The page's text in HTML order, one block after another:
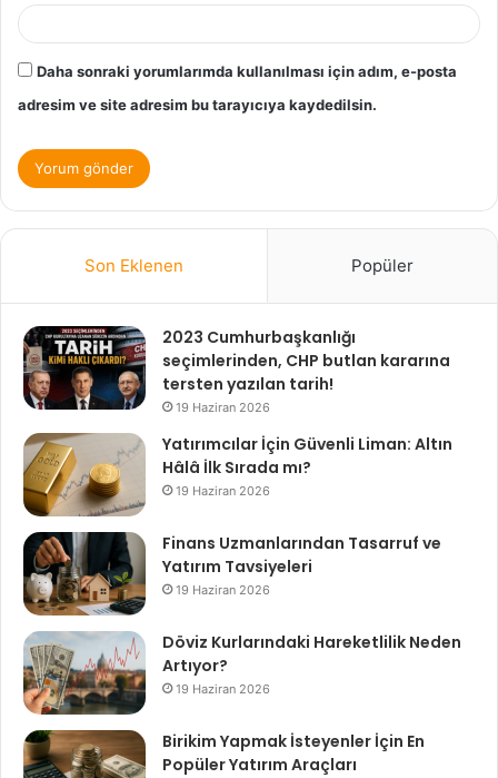
Daha sonraki yorumlarımda kullanılması için adım, e-posta
adresim ve site adresim bu tarayıcıya kaydedilsin.
Son Eklenen Popüler
2023 Cumhurbaşkanlığı
seçimlerinden, CHP butlan kararına
tersten yazılan tarih!
19 Haziran 2026
Yatırımcılar İçin Güvenli Liman: Altın
Hâlâ İlk Sırada mı?
19 Haziran 2026
Finans Uzmanlarından Tasarruf ve
Yatırım Tavsiyeleri
19 Haziran 2026
Döviz Kurlarındaki Hareketlilik Neden
Artıyor?
19 Haziran 2026
Birikim Yapmak İsteyenler İçin En
Popüler Yatırım Araçları